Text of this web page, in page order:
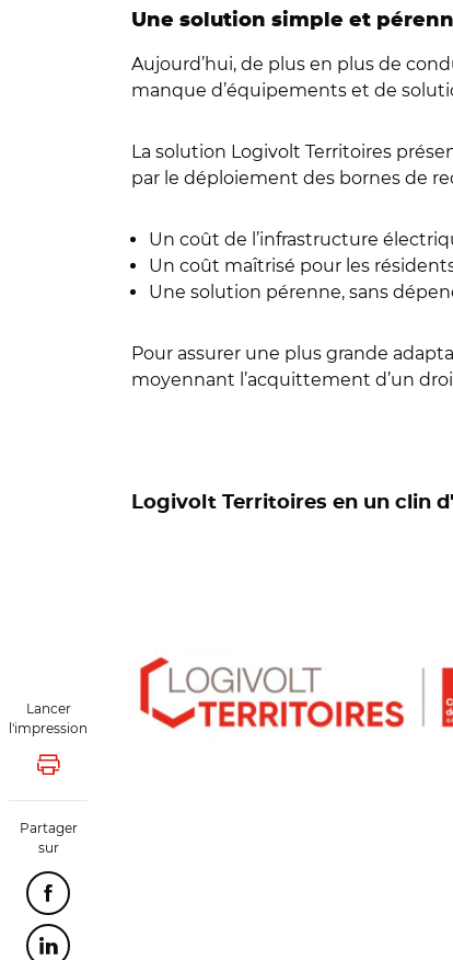
Lancer
l'impression
Lancer l'impression
Partager
sur
Partager cette page sur Facebook
Partager cette page sur Linkedin
Une solution simple et
Aujourd’hui, de plus en plus de
manque d’équipements et de
La solution Logivolt Territoires
par le déploiement des bornes de
Un coût de l’infrastructure
Un coût maîtrisé pour les
Une solution pérenne, sans
Pour assurer une plus grande
moyennant l’acquittement d’un
Logivolt Territoires en un clin